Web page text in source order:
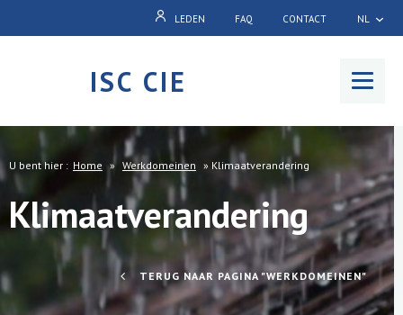
LEDEN FAQ CONTACT NL
ISC CIE
U bent hier : Home » Werkdomeinen » Klimaatverandering
Klimaatverandering
TERUG NAAR PAGINA "WERKDOMEINEN"